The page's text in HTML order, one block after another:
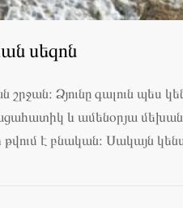
սեզոն
Ձյունը գալուն պես
և ամենօրյա
է բնական։ Սակայն